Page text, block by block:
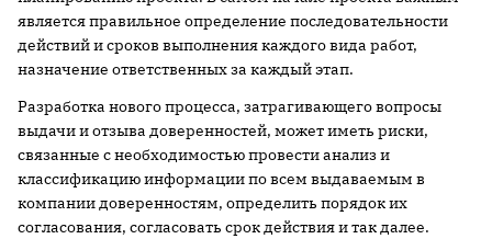
является правильное определение последовательности
действий и сроков выполнения каждого вида работ,
назначение ответственных за каждый этап.
Разработка нового процесса, затрагивающего вопросы
выдачи и отзыва доверенностей, может иметь риски,
связанные с необходимостью провести анализ и
классификацию информации по всем выдаваемым в
компании доверенностям, определить порядок их
согласования, согласовать срок действия и так далее.